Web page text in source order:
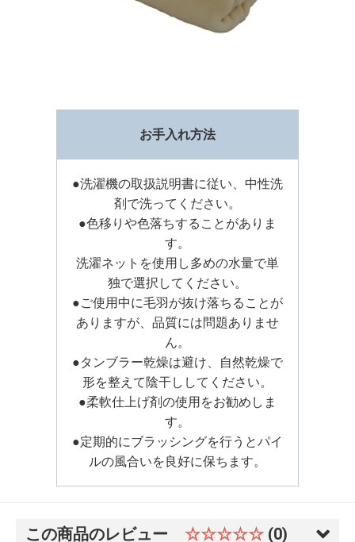
お手入れ方法
●洗濯機の取扱説明書に従い、中性洗
剤で洗ってください。
●色移りや色落ちすることがありま
す。
洗濯ネットを使用し多めの水量で単
独で選択してください。
●ご使用中に毛羽が抜け落ちることが
ありますが、品質には問題ありませ
ん。
●タンブラー乾燥は避け、自然乾燥で
形を整えて陰干ししてください。
●柔軟仕上げ剤の使用をお勧めしま
す。
●定期的にブラッシングを行うとパイ
ルの風合いを良好に保ちます。
この商品のレビュー ☆☆☆☆☆ (0)